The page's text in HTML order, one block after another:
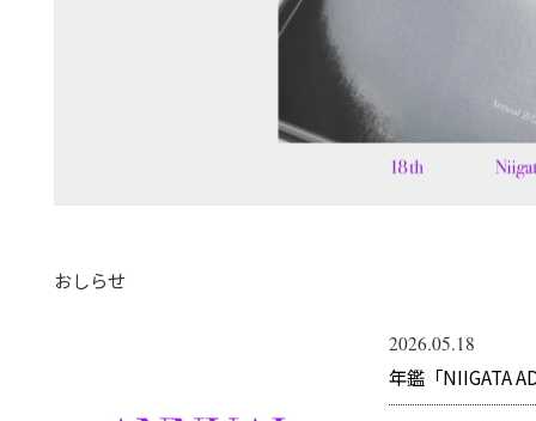
おしらせ
2026.05.18
年鑑「NIIGATA